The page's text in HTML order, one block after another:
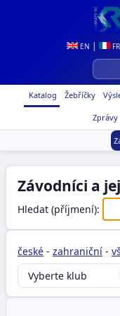
EN | FR
Katalog Žebříčky
Zprávy
Závodníci a
Hledat (příjmení):
české - zahraniční -